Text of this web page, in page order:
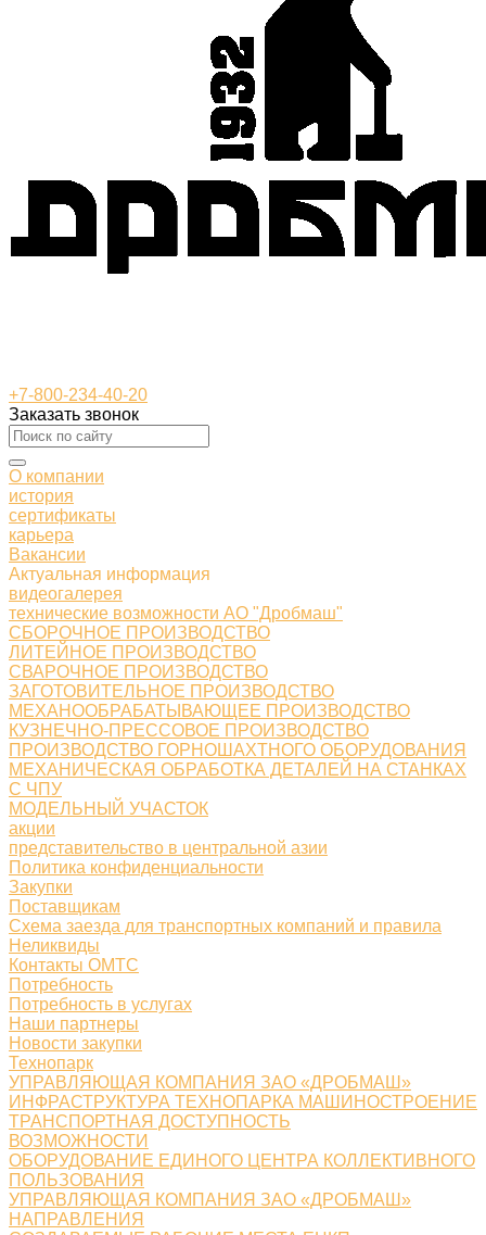
+7-800-234-40-20
Заказать звонок
О компании
история
сертификаты
карьера
Вакансии
Актуальная информация
видеогалерея
технические возможности АО "Дробмаш"
СБОРОЧНОЕ ПРОИЗВОДСТВО
ЛИТЕЙНОЕ ПРОИЗВОДСТВО
СВАРОЧНОЕ ПРОИЗВОДСТВО
ЗАГОТОВИТЕЛЬНОЕ ПРОИЗВОДСТВО
МЕХАНООБРАБАТЫВАЮЩЕЕ ПРОИЗВОДСТВО
КУЗНЕЧНО-ПРЕССОВОЕ ПРОИЗВОДСТВО
ПРОИЗВОДСТВО ГОРНОШАХТНОГО ОБОРУДОВАНИЯ
МЕХАНИЧЕСКАЯ ОБРАБОТКА ДЕТАЛЕЙ НА СТАНКАХ
С ЧПУ
МОДЕЛЬНЫЙ УЧАСТОК
акции
представительство в центральной азии
Политика конфиденциальности
Закупки
Поставщикам
Схема заезда для транспортных компаний и правила
Неликвиды
Контакты ОМТС
Потребность
Потребность в услугах
Наши партнеры
Новости закупки
Технопарк
УПРАВЛЯЮЩАЯ КОМПАНИЯ ЗАО «ДРОБМАШ»
ИНФРАСТРУКТУРА ТЕХНОПАРКА МАШИНОСТРОЕНИЕ
ТРАНСПОРТНАЯ ДОСТУПНОСТЬ
ВОЗМОЖНОСТИ
ОБОРУДОВАНИЕ ЕДИНОГО ЦЕНТРА КОЛЛЕКТИВНОГО
ПОЛЬЗОВАНИЯ
УПРАВЛЯЮЩАЯ КОМПАНИЯ ЗАО «ДРОБМАШ»
НАПРАВЛЕНИЯ